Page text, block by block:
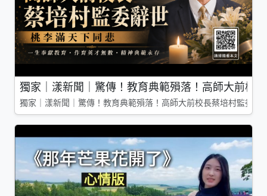
獨家｜漾新聞｜驚傳！教育典範殞落！高師大前校
獨家｜漾新聞｜驚傳！教育典範殞落！高師大前校長蔡培村監委